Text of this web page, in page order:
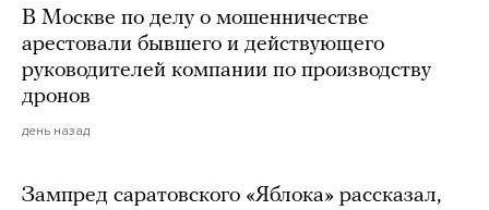
В Москве по делу о мошенничестве
арестовали бывшего и действующего
руководителей компании по производству
дронов
день назад
Зампред саратовского «Яблока» рассказал,